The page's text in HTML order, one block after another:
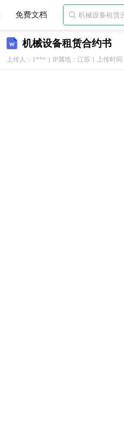
免费文档 
机械设备租赁合约书
上传人：1*** IP属地：江苏 上传时